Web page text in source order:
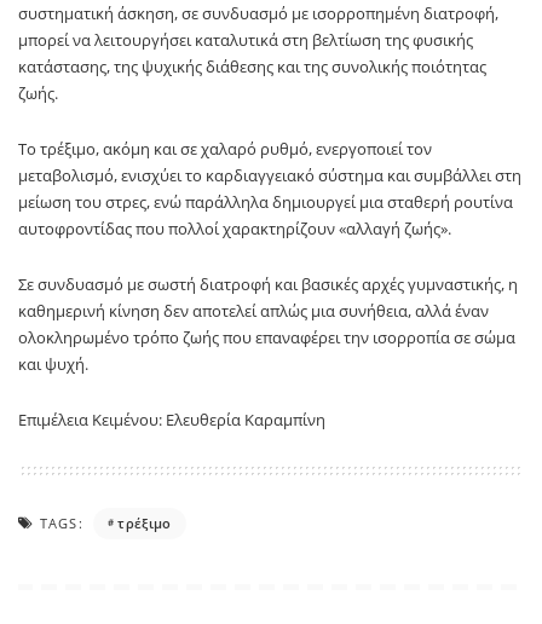
συστηματική άσκηση, σε συνδυασμό με ισορροπημένη διατροφή,
μπορεί να λειτουργήσει καταλυτικά στη βελτίωση της φυσικής
κατάστασης, της ψυχικής διάθεσης και της συνολικής ποιότητας
ζωής.
Το τρέξιμο, ακόμη και σε χαλαρό ρυθμό, ενεργοποιεί τον
μεταβολισμό, ενισχύει το καρδιαγγειακό σύστημα και συμβάλλει στη
μείωση του στρες, ενώ παράλληλα δημιουργεί μια σταθερή ρουτίνα
αυτοφροντίδας που πολλοί χαρακτηρίζουν «αλλαγή ζωής».
Σε συνδυασμό με σωστή διατροφή και βασικές αρχές γυμναστικής, η
καθημερινή κίνηση δεν αποτελεί απλώς μια συνήθεια, αλλά έναν
ολοκληρωμένο τρόπο ζωής που επαναφέρει την ισορροπία σε σώμα
και ψυχή.
Επιμέλεια Κειμένου: Ελευθερία Καραμπίνη
TAGS: τρέξιμο